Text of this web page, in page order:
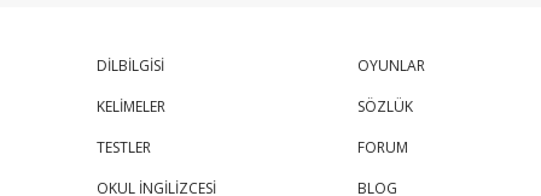
DİLBİLGİSİ
KELİMELER
TESTLER
OKUL İNGİLİZCESİ
OYUNLAR
SÖZLÜK
FORUM
BLOG